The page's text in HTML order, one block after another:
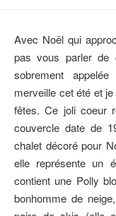
H
E
D
A
T
E
Avec Noël qui
pas vous parler de
sobrement appelée
merveille cet été et
fêtes. Ce joli coeur
couvercle date de
chalet décoré pour
elle représente un
contient une Polly
bonhomme de